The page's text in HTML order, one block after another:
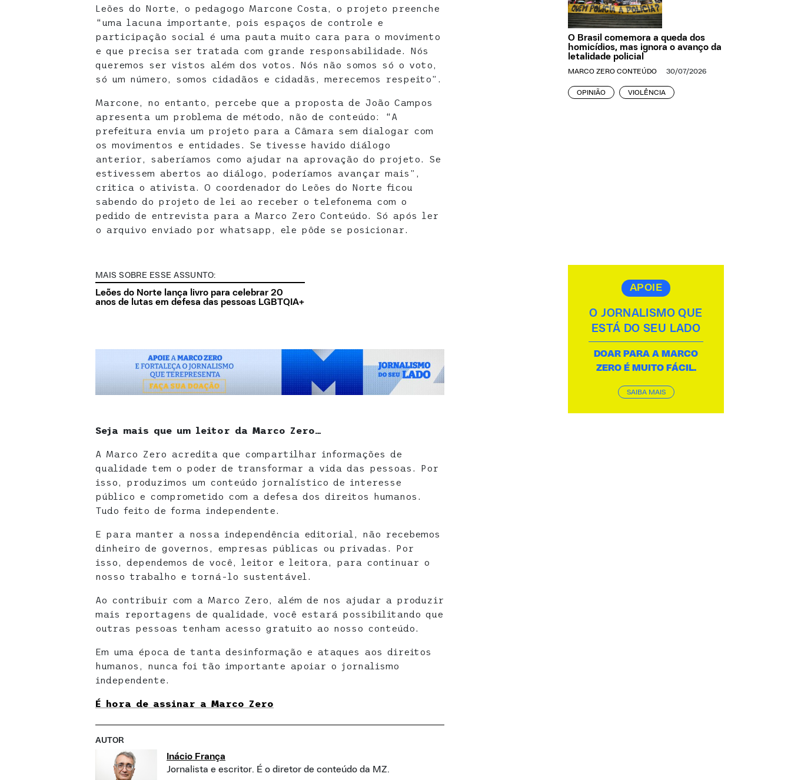
Leões do Norte, o pedagogo Marcone Costa, o projeto preenche
“uma lacuna importante, pois espaços de controle e
participação social é uma pauta muito cara para o movimento
e que precisa ser tratada com grande responsabilidade. Nós
queremos ser vistos além dos votos. Nós não somos só o voto,
só um número, somos cidadãos e cidadãs, merecemos respeito”.
Marcone, no entanto, percebe que a proposta de João Campos
apresenta um problema de método, não de conteúdo: “A
prefeitura envia um projeto para a Câmara sem dialogar com
os movimentos e entidades. Se tivesse havido diálogo
anterior, saberíamos como ajudar na aprovação do projeto. Se
estivessem abertos ao diálogo, poderíamos avançar mais”,
critica o ativista. O coordenador do Leões do Norte ficou
sabendo do projeto de lei ao receber o telefonema com o
pedido de entrevista para a Marco Zero Conteúdo. Só após ler
o arquivo enviado por whatsapp, ele pôde se posicionar.
MAIS SOBRE ESSE ASSUNTO:
Leões do Norte lança livro para celebrar 20
anos de lutas em defesa das pessoas LGBTQIA+
Seja mais que um leitor da Marco Zero…
A Marco Zero acredita que compartilhar informações de
qualidade tem o poder de transformar a vida das pessoas. Por
isso, produzimos um conteúdo jornalístico de interesse
público e comprometido com a defesa dos direitos humanos.
Tudo feito de forma independente.
E para manter a nossa independência editorial, não recebemos
dinheiro de governos, empresas públicas ou privadas. Por
isso, dependemos de você, leitor e leitora, para continuar o
nosso trabalho e torná-lo sustentável.
Ao contribuir com a Marco Zero, além de nos ajudar a produzir
mais reportagens de qualidade, você estará possibilitando que
outras pessoas tenham acesso gratuito ao nosso conteúdo.
Em uma época de tanta desinformação e ataques aos direitos
humanos, nunca foi tão importante apoiar o jornalismo
independente.
É hora de assinar a Marco Zero
AUTOR
Inácio França
Jornalista e escritor. É o diretor de conteúdo da MZ.
O Brasil comemora a queda dos
homicídios, mas ignora o avanço da
letalidade policial
MARCO ZERO CONTEÚDO 30/07/2026
OPINIÃO VIOLÊNCIA
APOIE
O JORNALISMO QUE
ESTÁ DO SEU LADO
DOAR PARA A MARCO
ZERO É MUITO FÁCIL.
SAIBA MAIS